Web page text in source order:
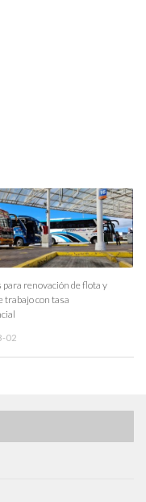
para renovación de flota y
trabajo con tasa
02